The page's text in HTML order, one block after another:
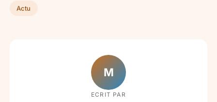
Actu
M
ECRIT PAR